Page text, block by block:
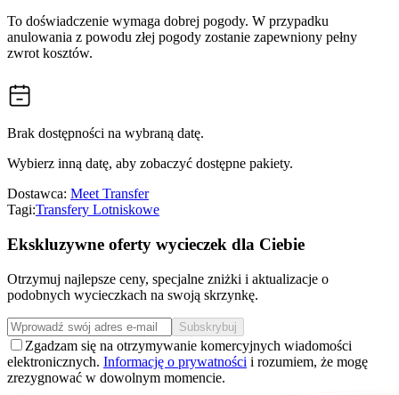
To doświadczenie wymaga dobrej pogody. W przypadku
anulowania z powodu złej pogody zostanie zapewniony pełny
zwrot kosztów.
Brak dostępności na wybraną datę.
Wybierz inną datę, aby zobaczyć dostępne pakiety.
Dostawca: Meet Transfer
Tagi:Transfery Lotniskowe
Ekskluzywne oferty wycieczek dla Ciebie
Otrzymuj najlepsze ceny, specjalne zniżki i aktualizacje o
podobnych wycieczkach na swoją skrzynkę.
Subskrybuj
Zgadzam się na otrzymywanie komercyjnych wiadomości
elektronicznych. Informację o prywatności i rozumiem, że mogę
zrezygnować w dowolnym momencie.